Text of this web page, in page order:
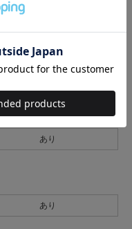
サイズの測り方について
厚手
あり
あり